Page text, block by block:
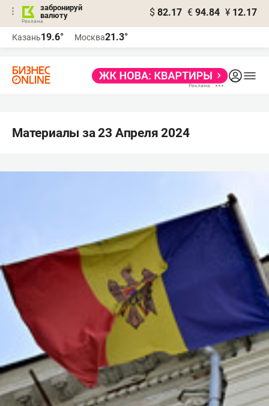
забронируй
валюту
$ 82.17 € 94.84 ¥ 12.17
Казань19.6° Москва21.3°
Материалы за 23 Апреля 2024